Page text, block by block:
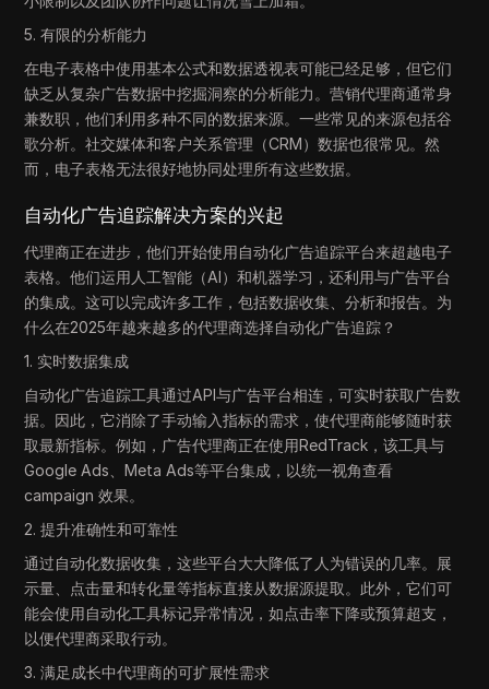
5. 有限的分析能力
在电子表格中使用基本公式和数据透视表可能已经足够，但它们
缺乏从复杂广告数据中挖掘洞察的分析能力。营销代理商通常身
兼数职，他们利用多种不同的数据来源。一些常见的来源包括谷
歌分析。社交媒体和客户关系管理（CRM）数据也很常见。然
而，电子表格无法很好地协同处理所有这些数据。
自动化广告追踪解决方案的兴起
代理商正在进步，他们开始使用自动化广告追踪平台来超越电子
表格。他们运用人工智能（AI）和机器学习，还利用与广告平台
的集成。这可以完成许多工作，包括数据收集、分析和报告。为
什么在2025年越来越多的代理商选择自动化广告追踪？
1. 实时数据集成
自动化广告追踪工具通过API与广告平台相连，可实时获取广告数
据。因此，它消除了手动输入指标的需求，使代理商能够随时获
取最新指标。例如，广告代理商正在使用RedTrack，该工具与
Google Ads、Meta Ads等平台集成，以统一视角查看
campaign 效果。
2. 提升准确性和可靠性
通过自动化数据收集，这些平台大大降低了人为错误的几率。展
示量、点击量和转化量等指标直接从数据源提取。此外，它们可
能会使用自动化工具标记异常情况，如点击率下降或预算超支，
以便代理商采取行动。
3. 满足成长中代理商的可扩展性需求